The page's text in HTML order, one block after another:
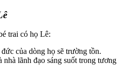
trai có họ Lê:
đức của dòng họ sẽ trường tồn.
nhà lãnh đạo sáng suốt trong tương